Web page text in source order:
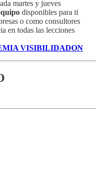
martes y jueves
disponibles para ti
o como consultores
en todas las lecciones
VISIBILIDADON